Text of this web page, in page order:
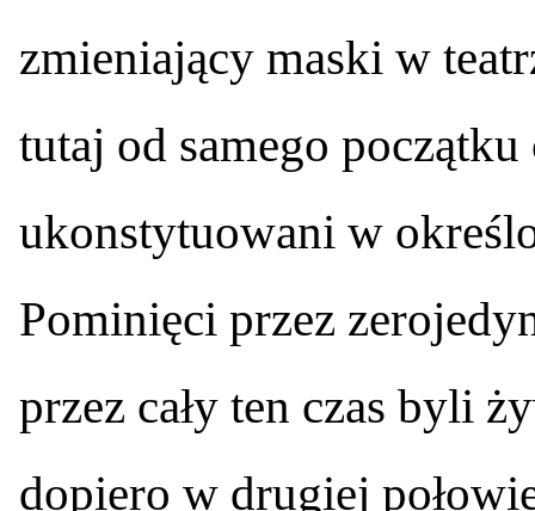
zmieniający maski w
tutaj od samego
ukonstytuowani w
Pominięci przez
przez cały ten czas byli
dopiero w drugiej